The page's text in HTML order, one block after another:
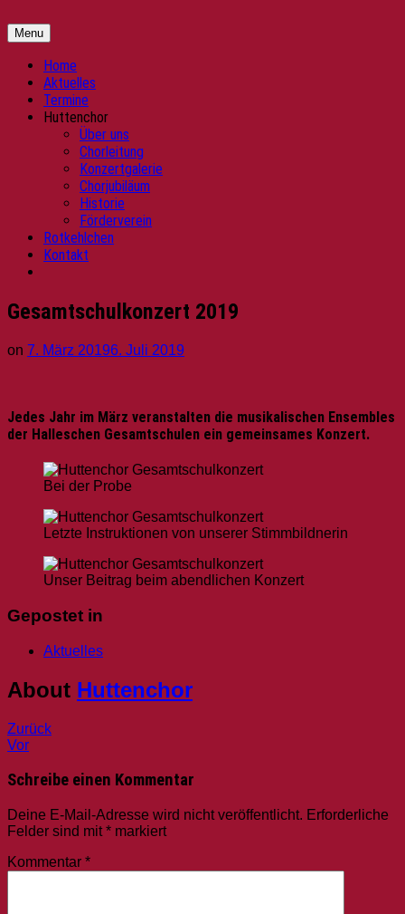
to
content
Huttenchor
und
Jugendchor
"Ulrich
von
Hutten"
Menu
Home
Aktuelles
Termine
Huttenchor
Über uns
Chorleitung
Konzertgalerie
Chorjubiläum
Historie
Förderverein
Rotkehlchen
Kontakt
Gesamtschulkonzert 2019
on 7. März 20196. Juli 2019
Jedes Jahr im März veranstalten die musikalischen Ensembles
der Halleschen Gesamtschulen ein gemeinsames Konzert.
Bei der Probe
Letzte Instruktionen von unserer Stimmbildnerin
Unser Beitrag beim abendlichen Konzert
Gepostet in
Aktuelles
About Huttenchor
Beitragsnavigation
ZurückPost:
im
VorPost:
des
Schreibe einen Kommentar
Deine E-Mail-Adresse wird nicht veröffentlicht. Erforderliche
Felder sind mit* markiert
Kommentar *